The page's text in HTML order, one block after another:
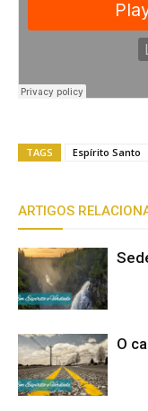
TAGS Espírito Santo
ARTIGOS
O